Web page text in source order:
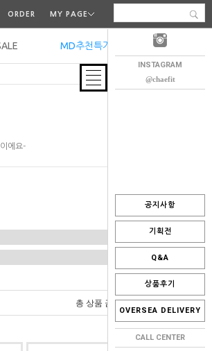
INSTAGRAM
@chaefit
공지사항
기획전
Q&A
상품후기
OVERSEA DELIVERY
CALL CENTER
ORDER MY PAGE
MD추천특가 오늘출발
에요-
총 상품 금액 0 원